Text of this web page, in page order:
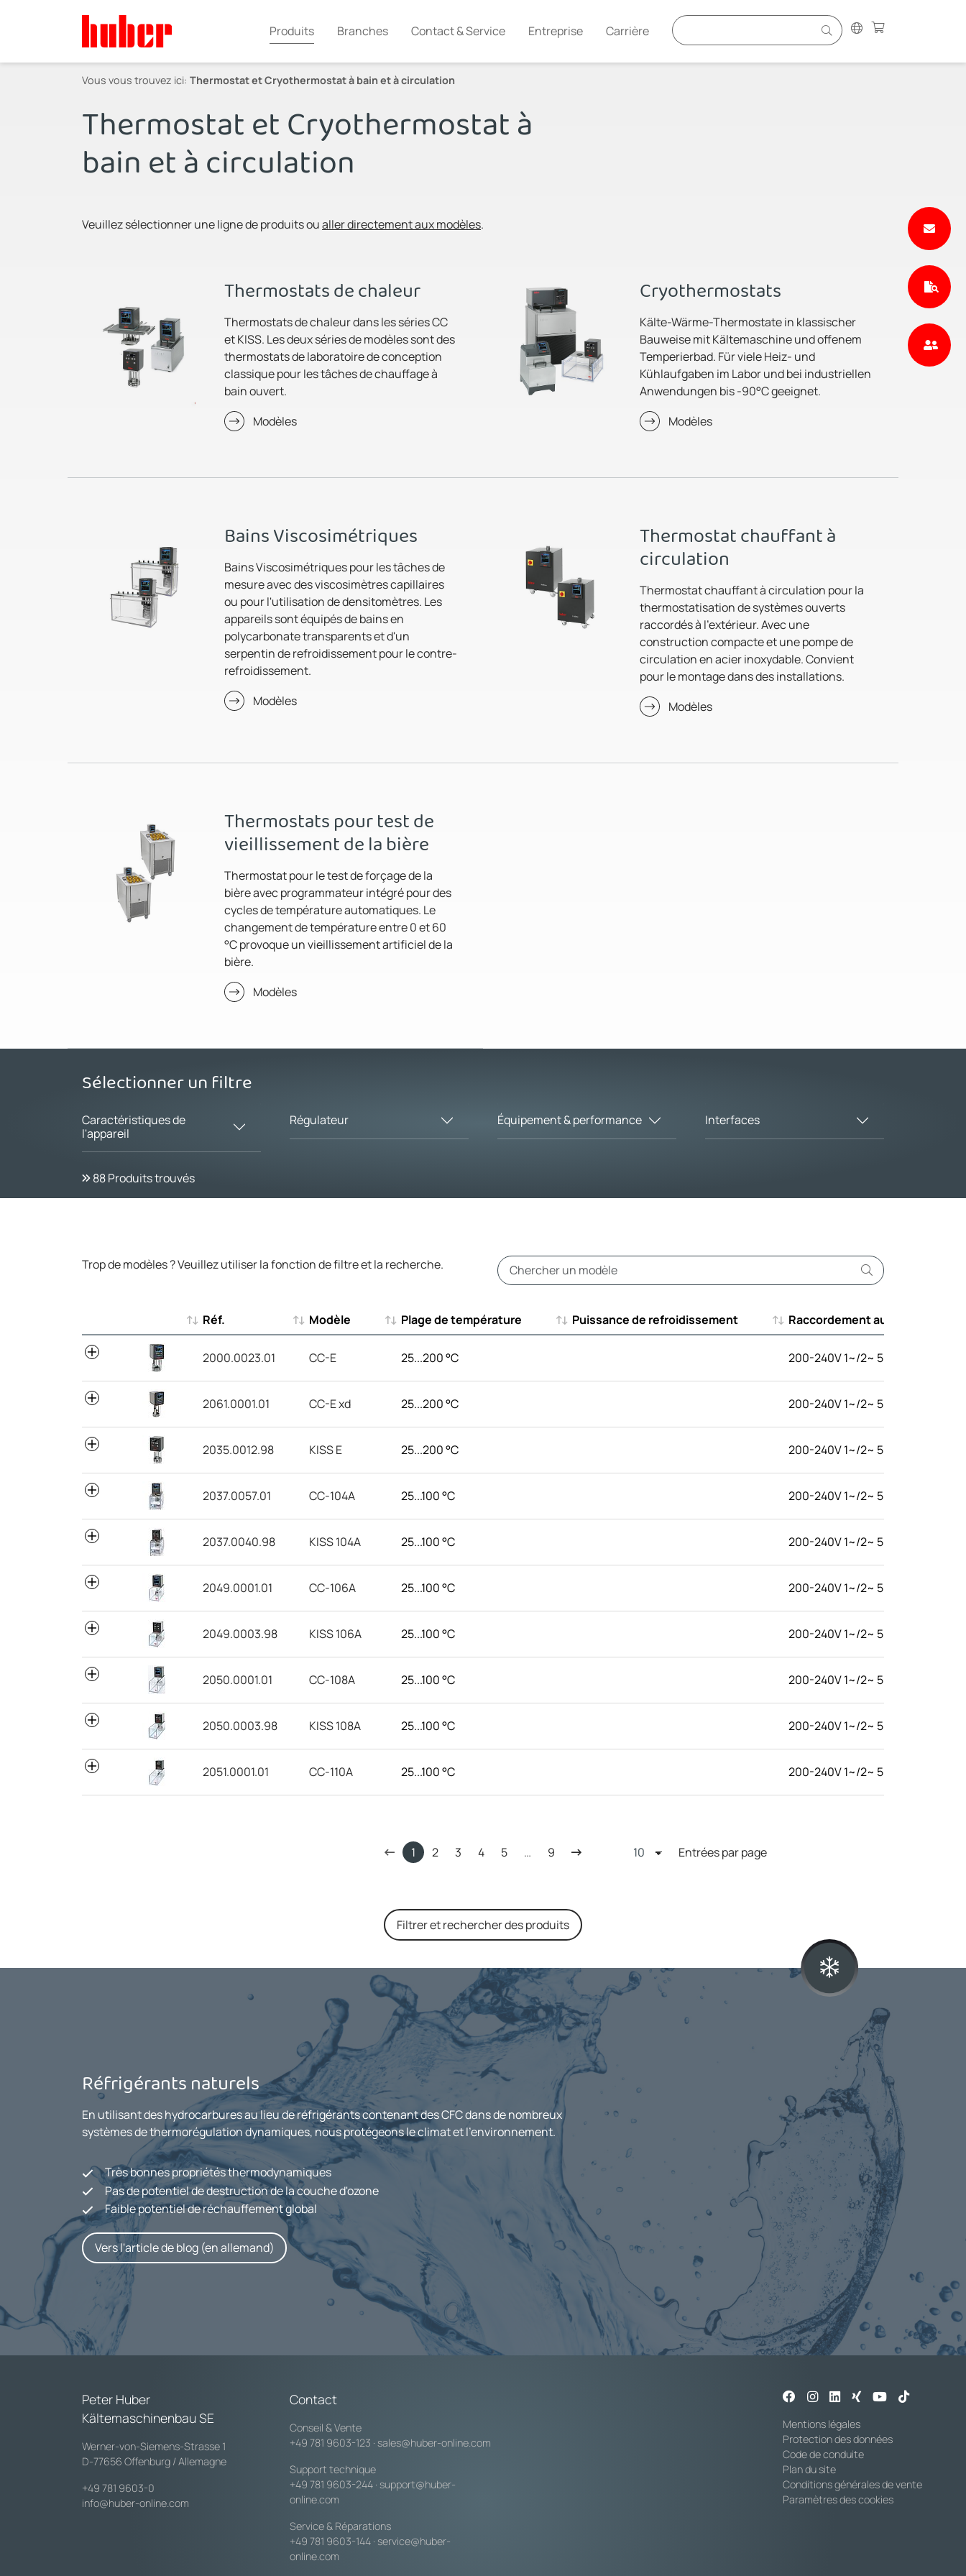
Produits Branches Contact & Service Entreprise Carrière
Vous vous trouvez ici: Thermostat et Cryothermostat à bain et à circulation
Thermostat et Cryothermostat à
bain et à circulation
Veuillez sélectionner une ligne de produits oualler directement aux modèles.
Thermostats de chaleur
Thermostats de chaleur dans les séries CC
et KISS. Les deux séries de modèles sont des
thermostats de laboratoire de conception
classique pour les tâches de chauffage à
bain ouvert.
Modèles
Cryothermostats
Kälte-Wärme-Thermostate in klassischer
Bauweise mit Kältemaschine und offenem
Temperierbad. Für viele Heiz- und
Kühlaufgaben im Labor und bei industriellen
Anwendungen bis -90°C geeignet.
Modèles
Bains Viscosimétriques
Bains Viscosimétriques pour les tâches de
mesure avec des viscosimètres capillaires
ou pour l'utilisation de densitomètres. Les
appareils sont équipés de bains en
polycarbonate transparents et d'un
serpentin de refroidissement pour le contre-
refroidissement.
Modèles
Thermostat chauffant à
circulation
Thermostat chauffant à circulation pour la
thermostatisation de systèmes ouverts
raccordés à l'extérieur. Avec une
construction compacte et une pompe de
circulation en acier inoxydable. Convient
pour le montage dans des installations.
Modèles
Thermostats pour test de
vieillissement de la bière
Thermostat pour le test de forçage de la
bière avec programmateur intégré pour des
cycles de température automatiques. Le
changement de température entre 0 et 60
°C provoque un vieillissement artificiel de la
bière.
Modèles
Sélectionner un filtre
Caractéristiques de
l'appareil
Régulateur Équipement & performance Interfaces
88Produits trouvés
Trop de modèles ? Veuillez utiliser la fonction de filtre et la recherche.
Réf. Modèle Plage de température Puissance de refroidissement
Raccordement au réseau
2000.0023.01
CC-E 25...200 °C 200-240V 1~/2~ 50/60Hz
2061.0001.01 CC-E xd 25...200 °C 200-240V 1~/2~ 50/60Hz
2035.0012.98 KISS E 25...200 °C 200-240V 1~/2~ 50/60Hz
2037.0057.01 CC-104A 25...100 °C 200-240V 1~/2~ 50/60Hz
2037.0040.98 KISS 104A 25...100 °C 200-240V 1~/2~ 50/60Hz
2049.0001.01 CC-106A 25...100 °C 200-240V 1~/2~ 50/60Hz
2049.0003.98 KISS 106A 25...100 °C 200-240V 1~/2~ 50/60Hz
2050.0001.01 CC-108A 25...100 °C 200-240V 1~/2~ 50/60Hz
2050.0003.98 KISS 108A 25...100 °C 200-240V 1~/2~ 50/60Hz
2051.0001.01 CC-110A 25...100 °C 200-240V 1~/2~ 50/60Hz
1 2 3 4 5 … 9 Entrées par page
Filtrer et rechercher des produits
Réfrigérants naturels
En utilisant des hydrocarbures au lieu de réfrigérants contenant des CFC dans de nombreux
systèmes de thermorégulation dynamiques, nous protégeons le climat et l'environnement.
Très bonnes propriétés thermodynamiques
Pas de potentiel de destruction de la couche d'ozone
Faible potentiel de réchauffement global
Vers l'article de blog (en allemand)
Peter Huber
Kältemaschinenbau SE
Werner-von-Siemens-Strasse 1
D-77656 Offenburg / Allemagne
+49 781 9603-0
info@huber-online.com
Contact
Conseil & Vente
+49 781 9603-123 · sales@huber-online.com
Support technique
+49 781 9603-244 · support@huber-
online.com
Service & Réparations
+49 781 9603-144 · service@huber-
online.com
Mentions légales
Protection des données
Code de conduite
Plan du site
Conditions générales de vente
Paramètres des cookies